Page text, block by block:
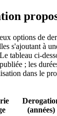
options de
s'ajoutant à
tableau ci-
; les
dans le
(années)